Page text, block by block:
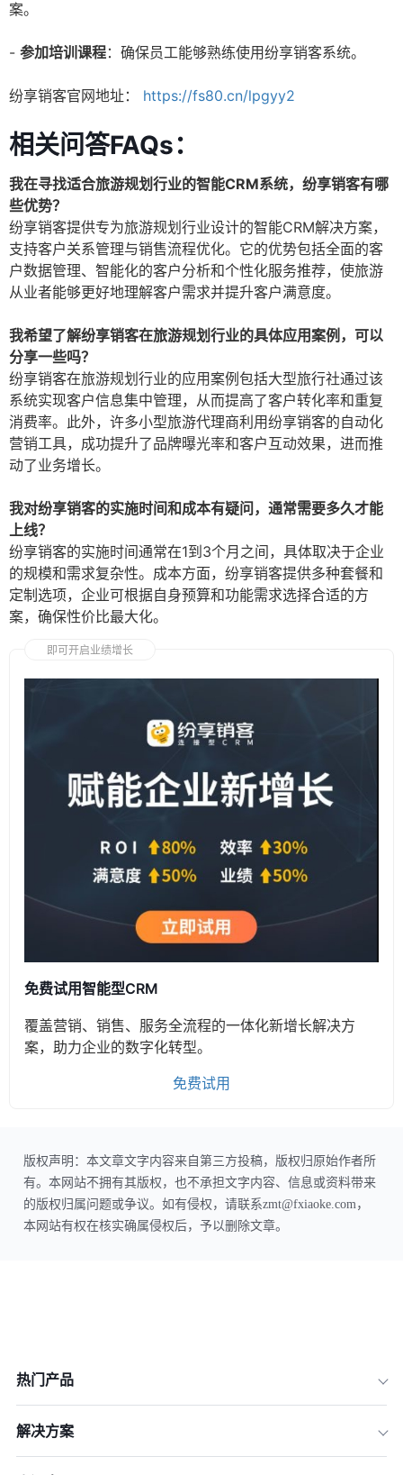
案。
- 参加培训课程：确保员工能够熟练使用纷享销客系统。
纷享销客官网地址： https://fs80.cn/lpgyy2
相关问答FAQs：
我在寻找适合旅游规划行业的智能CRM系统，纷享销客有哪
些优势？
纷享销客提供专为旅游规划行业设计的智能CRM解决方案，
支持客户关系管理与销售流程优化。它的优势包括全面的客
户数据管理、智能化的客户分析和个性化服务推荐，使旅游
从业者能够更好地理解客户需求并提升客户满意度。
我希望了解纷享销客在旅游规划行业的具体应用案例，可以
分享一些吗？
纷享销客在旅游规划行业的应用案例包括大型旅行社通过该
系统实现客户信息集中管理，从而提高了客户转化率和重复
消费率。此外，许多小型旅游代理商利用纷享销客的自动化
营销工具，成功提升了品牌曝光率和客户互动效果，进而推
动了业务增长。
我对纷享销客的实施时间和成本有疑问，通常需要多久才能
上线？
纷享销客的实施时间通常在1到3个月之间，具体取决于企业
的规模和需求复杂性。成本方面，纷享销客提供多种套餐和
定制选项，企业可根据自身预算和功能需求选择合适的方
案，确保性价比最大化。
即可开启业绩增长
免费试用智能型CRM
覆盖营销、销售、服务全流程的一体化新增长解决方
案，助力企业的数字化转型。
免费试用
版权声明：本文章文字内容来自第三方投稿，版权归原始作者所
有。本网站不拥有其版权，也不承担文字内容、信息或资料带来
的版权归属问题或争议。如有侵权，请联系zmt@fxiaoke.com，
本网站有权在核实确属侵权后，予以删除文章。
热门产品
解决方案